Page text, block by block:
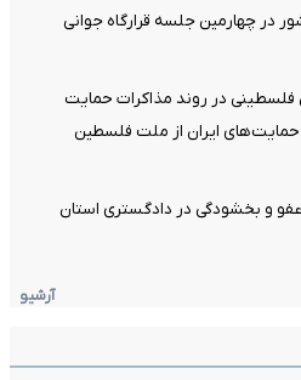
در چهارمین جلسه قرارگاه جوانی
فلسطینی در روند مذاکرات حمایت
ایران از ملت فلسطین
و بخشودگی در دادگستری استان
آرشیو